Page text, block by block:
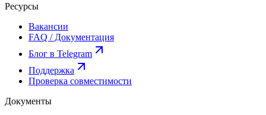
Ресурсы
Вакансии
FAQ / Документация
Блог в Telegram
Поддержка
Проверка совместимости
Документы